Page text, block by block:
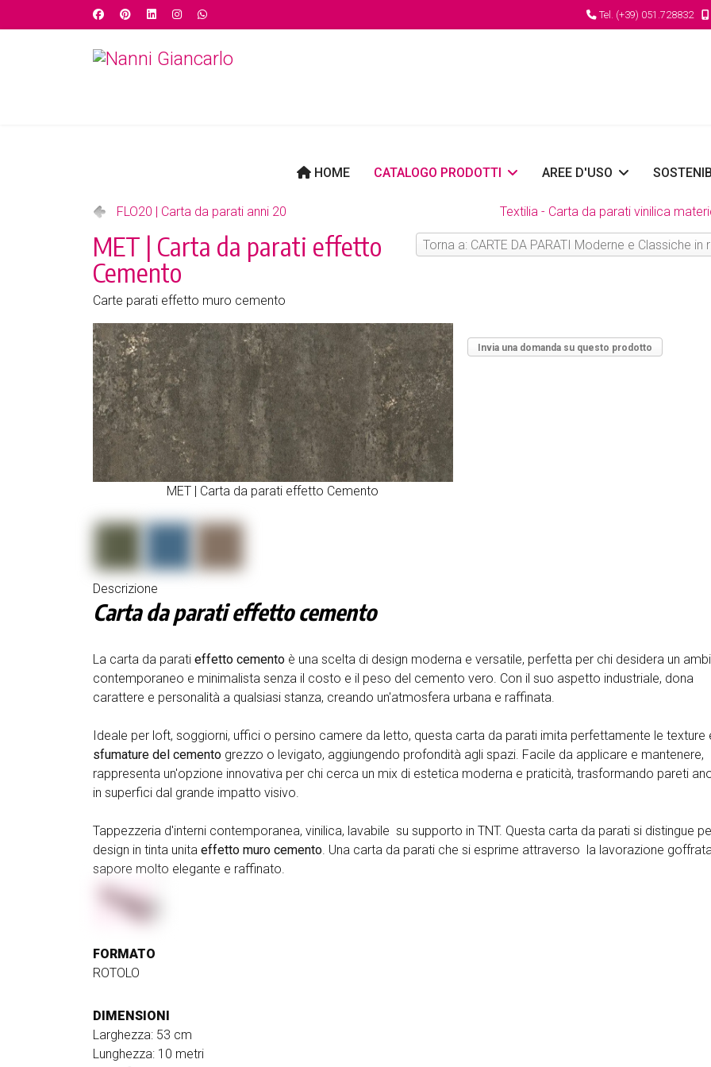
Tel. (+39) 051.728832
HOME CATALOGO PRODOTTI AREE D'USO
FLO20 | Carta da parati anni 20 Textilia - Carta da parati vinilica
Torna a: CARTE DA PARATI Moderne e Classiche in
MET | Carta da parati effetto
Cemento
Carte parati effetto muro cemento
MET | Carta da parati effetto Cemento
Invia una domanda su questo prodotto
Descrizione
Carta da parati effetto cemento
La carta da parati effetto cemento è una scelta di design moderna e versatile, perfetta per chi desidera un
contemporaneo e minimalista senza il costo e il peso del cemento vero. Con il suo aspetto industriale, dona
carattere e personalità a qualsiasi stanza, creando un'atmosfera urbana e raffinata.
Ideale per loft, soggiorni, uffici o persino camere da letto, questa carta da parati imita perfettamente le texture
sfumature del cemento grezzo o levigato, aggiungendo profondità agli spazi. Facile da applicare e mantenere,
rappresenta un'opzione innovativa per chi cerca un mix di estetica moderna e praticità, trasformando pareti
in superfici dal grande impatto visivo.
Tappezzeria d'interni contemporanea, vinilica, lavabile su supporto in TNT. Questa carta da parati si distingue
design in tinta unita effetto muro cemento . Una carta da parati che si esprime attraverso la lavorazione
sapore molto elegante e raffinato.
FORMATO
ROTOLO
DIMENSIONI
Larghezza: 53 cm
Lunghezza: 10 metri